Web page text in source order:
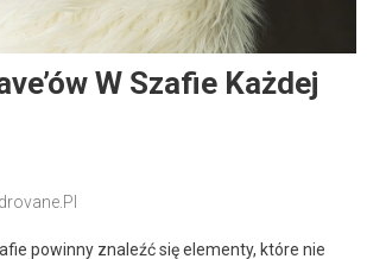
W Szafie Każdej
powinny znaleźć się elementy, które nie